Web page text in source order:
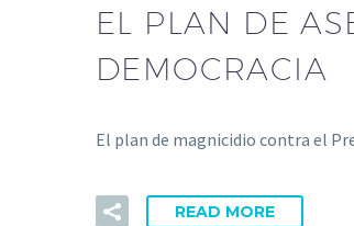
EL PLAN DE
DEMOCRACIA
El plan de magnicidio contra el
READ MORE